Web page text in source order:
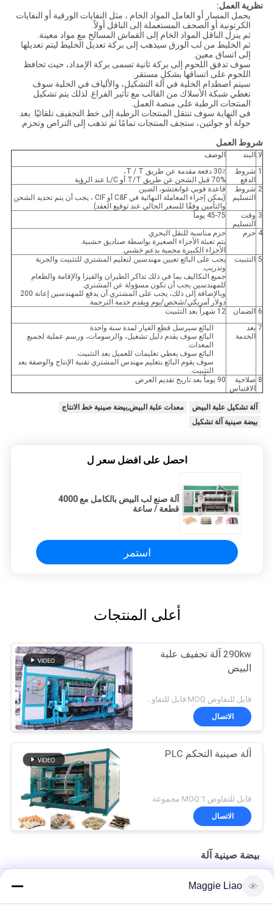
نظرية العمل:
يحمل المسار أو العامل المواد الخام ، مثل النفايات الورقية أو النفايات
الكرتونية أو الصحف المستعملة إلى الناقل أولاً.
ثم ينزل الناقل المواد الخام إلى القماش المسالخ مع مواد معينة.
ثم الخليط من لب الورق سيذهب إلى بركة تعديل الخليط ليتم تعديلها
إلى اتساق معين.
سوف تدفق اللحوم إلى بركة ثانية تسمى بركة الإمداد، حيث تحافظ
اللحوم على اتساقها بشكل مستقر.
سيتم اصطدام الخلية في آلة التشكيل، والألياف في الخلية سوف
تغطي شبكة الأسلاك من القالب مع تأثير الفراغ. لذلك يتم تشكيل
المنتجات الرطبة على منصة العمل.
في النهاية سوف تنتقل المنتجات الرطبة إلى خط التجفيف تلقائيًا. بعد
جولة أو جولتين، ستجف المنتجات تمامًا ثم تذهب إلى التراص وتحزم.
شروط العمل
لا. البند
الوصف
1 شروط
الدفع
30٪ دفعة مقدمة عن طريق T / T،
70% قبل الشحن عن طريق T/T أو L/C عند الرؤية
2 شروط
التسليم
قاعدة فوبي غوانغتشو، الصين
(يمكن إجراء المعاملة النهائية في C&F أو CIF ، يجب أن يتم تحديد الشحن
والتأمين وفقًا للسعر الحالي عند توقيع العقد).
3 وقت
التسليم
45-75 يوماً
4 حزم
حزم مناسبة للنقل البحري
يتم تعبئة الأجزاء الصغيرة بواسطة صناديق خشبية.
الأجزاء الكبيرة محمية بدعم خشبي.
5 التثبيت
يجب على البائع تعيين مهندسين لتعليم المشتري للتثبيت والجربة
وتدريب.
جميع التكاليف بما في ذلك تذاكر الطيران والفيزا والإقامة والطعام
للمهندسين يجب أن تكون مسؤولة عن المشتري.
وبالإضافة إلى ذلك، يجب على المشتري أن يدفع للمهندسين إعانة 200
دولار أمريكي/شخص/يوم ويقدم خدمة الترجمة.
6
الضمان
12 شهراً بعد التثبيت
7 بعد
الخدمة
البائع سيرسل قطع الغيار لمدة سنة واحدة
البائع سوف يقدم دليل تشغيل، والرسومات، ورسم عملية لجميع
المعدات.
البائع سوف يعطي تعليمات للعميل بعد التثبيت.
سوف يقوم البائع بتعليم مهندس المشتري تقنية الإنتاج والوصفة بعد
التثبيت.
8 صلاحية
الاقتباس
90 يوماً بعد تاريخ تقديم العرض
آلة تشكيل علبة البيض
معدات علبة البيض,بيضة صينية خط الانتاج
بيضة صينية آلة تشكيل
احصل على افضل سعر ل
آلة صنع لب البيض بالكامل مع 4000
قطعة / ساعة
استمر
أعلى المنتجات
290kw آلة تجفيف علبة
البيض
قابل للتفاوض MOQ:قابل للتفاوض
الاتصال
آلة صينية التحكم PLC
قابل للتفاوض MOQ:1 مجموعة
الاتصال
بيضة صينية آلة
حامل الأكواب الدوارة الأوتوماتيكية بالكامل / آلات تشكيل صواني البيض
آلة إعادة تدوير البيض بالورق الآلية بالكامل
Maggie Liao